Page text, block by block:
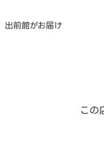
出前館がお届け
この